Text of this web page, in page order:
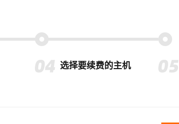
选择要续费的主机